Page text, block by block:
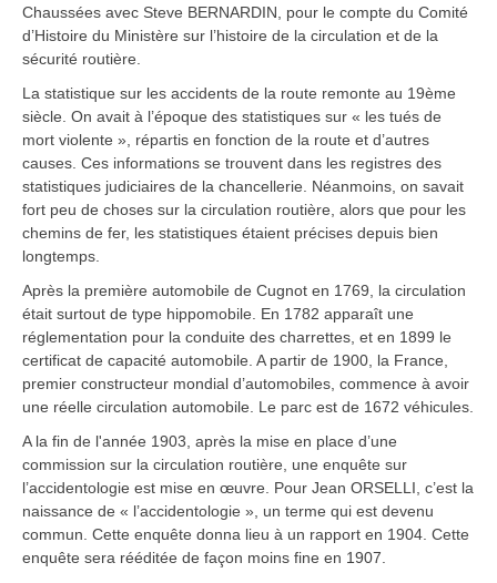
Chaussées avec Steve BERNARDIN, pour le compte du Comité
d’Histoire du Ministère sur l’histoire de la circulation et de la
sécurité routière.
La statistique sur les accidents de la route remonte au 19ème
siècle. On avait à l’époque des statistiques sur « les tués de
mort violente », répartis en fonction de la route et d’autres
causes. Ces informations se trouvent dans les registres des
statistiques judiciaires de la chancellerie. Néanmoins, on savait
fort peu de choses sur la circulation routière, alors que pour les
chemins de fer, les statistiques étaient précises depuis bien
longtemps.
Après la première automobile de Cugnot en 1769, la circulation
était surtout de type hippomobile. En 1782 apparaît une
réglementation pour la conduite des charrettes, et en 1899 le
certificat de capacité automobile. A partir de 1900, la France,
premier constructeur mondial d’automobiles, commence à avoir
une réelle circulation automobile. Le parc est de 1672 véhicules.
A la fin de l'année 1903, après la mise en place d’une
commission sur la circulation routière, une enquête sur
l’accidentologie est mise en œuvre. Pour Jean ORSELLI, c’est la
naissance de « l’accidentologie », un terme qui est devenu
commun. Cette enquête donna lieu à un rapport en 1904. Cette
enquête sera rééditée de façon moins fine en 1907.